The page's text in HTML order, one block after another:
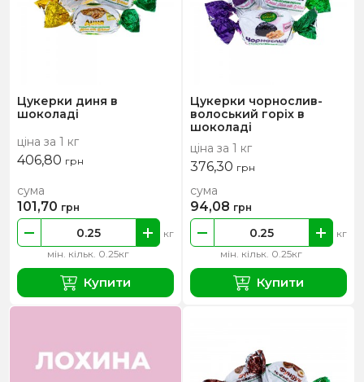
Цукерки диня в
шоколаді
ціна за 1 кг
406,80 грн
мін. кільк. 0.25кг
кг
сума
101,70 грн
Купити
Цукерки чорнослив-
волоський горіх в
шоколаді
ціна за 1 кг
376,30 грн
мін. кільк. 0.25кг
кг
сума
94,08 грн
Купити